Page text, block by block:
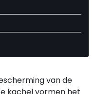
van de